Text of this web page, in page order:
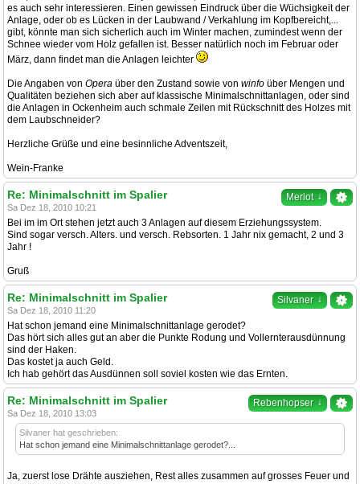
es auch sehr interessieren. Einen gewissen Eindruck über die Wüchsigkeit der
Anlage, oder ob es Lücken in der Laubwand / Verkahlung im Kopfbereicht,...
gibt, könnte man sich sicherlich auch im Winter machen, zumindest wenn der
Schnee wieder vom Holz gefallen ist. Besser natürlich noch im Februar oder
März, dann findet man die Anlagen leichter
Die Angaben von Opera über den Zustand sowie von winfo über Mengen und
Qualitäten beziehen sich aber auf klassische Minimalschnittanlagen, oder sind
die Anlagen in Ockenheim auch schmale Zeilen mit Rückschnitt des Holzes mit
dem Laubschneider?
Herzliche Grüße und eine besinnliche Adventszeit,
Wein-Franke
Merlot ↓
Re: Minimalschnitt im Spalier
Sa Dez 18, 2010 10:21
Bei im im Ort stehen jetzt auch 3 Anlagen auf diesem Erziehungssystem.
Sind sogar versch. Alters. und versch. Rebsorten. 1 Jahr nix gemacht, 2 und 3
Jahr !
Gruß
Silvaner ↓
Re: Minimalschnitt im Spalier
Sa Dez 18, 2010 11:20
Hat schon jemand eine Minimalschnittanlage gerodet?
Das hört sich alles gut an aber die Punkte Rodung und Vollernterausdünnung
sind der Haken.
Das kostet ja auch Geld.
Ich hab gehört das Ausdünnen soll soviel kosten wie das Ernten.
Rebenhopser ↓
Re: Minimalschnitt im Spalier
Sa Dez 18, 2010 13:03
Silvaner hat geschrieben:
Hat schon jemand eine Minimalschnittanlage gerodet?...
Ja, zuerst lose Drähte ausziehen, Rest alles zusammen auf grosses Feuer und